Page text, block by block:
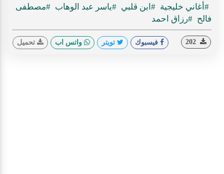
#أغاني خليجية #ابن قلبي #ياسر عبد الوهاب #مصطفى
فالح #رزاق احمد
فيسبوك تويتر واتس اب تحميل